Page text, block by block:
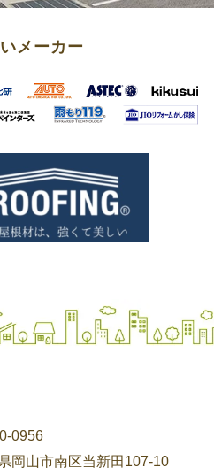
メーカー
0956
岡山市南区当新田107-10